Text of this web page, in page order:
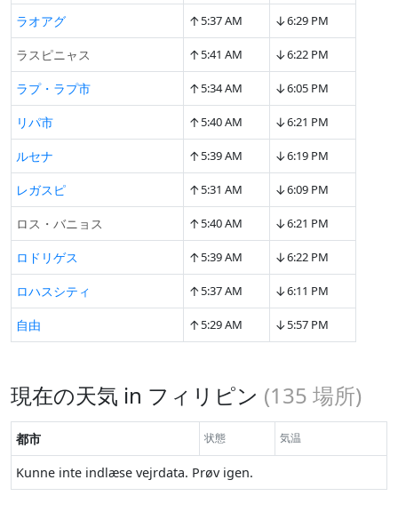
ラオアグ ↑5:37 AM ↓6:29 PM
ラスピニャス ↑5:41 AM ↓6:22 PM
ラプ・ラプ市 ↑5:34 AM ↓6:05 PM
リパ市 ↑5:40 AM ↓6:21 PM
ルセナ ↑5:39 AM ↓6:19 PM
レガスピ ↑5:31 AM ↓6:09 PM
ロス・バニョス ↑5:40 AM ↓6:21 PM
ロドリゲス ↑5:39 AM ↓6:22 PM
ロハスシティ ↑5:37 AM ↓6:11 PM
自由 ↑5:29 AM ↓5:57 PM
現在の天気 in フィリピン (135 場所)
都市 状態 気温
Kunne inte indlæse vejrdata. Prøv igen.